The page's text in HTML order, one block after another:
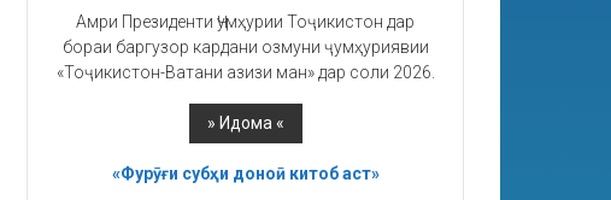
Амри Президенти Ҷумҳурии Тоҷикистон дар
бораи баргузор кардани озмуни ҷумҳуриявии
«Тоҷикистон-Ватани азизи ман» дар соли 2026.
«Фурӯғи субҳи доноӣ китоб аст»